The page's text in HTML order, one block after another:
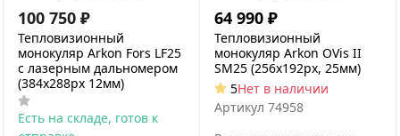
100 750 ₽
Тепловизионный
монокуляр Arkon Fors LF25
с лазерным дальномером
(384x288px 12мм)
Есть на складе, готов к
64 990 ₽
Тепловизионный
монокуляр Arkon OVis II
SM25 (256х192px, 25мм)
5Нет в наличии
Артикул 74958